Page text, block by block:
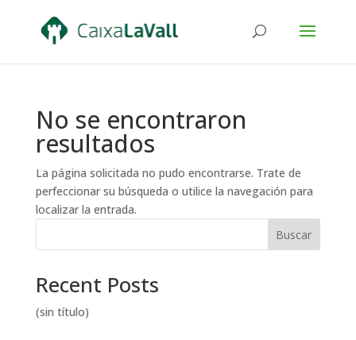
No se encontraron
resultados
La página solicitada no pudo encontrarse. Trate de
perfeccionar su búsqueda o utilice la navegación para
localizar la entrada.
Buscar
Recent Posts
(sin título)